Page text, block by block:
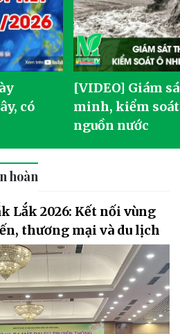
có
[VIDEO] Giám
minh, kiểm
nguồn nước
hoàn
Lắk 2026: Kết nối vùng
thương mại và du lịch